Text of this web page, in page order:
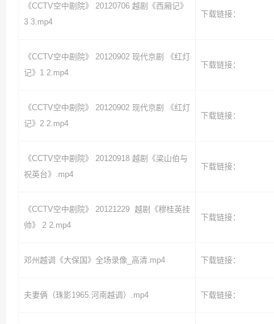
《CCTV空中剧院》 20120706 越剧《西厢记》
3 3.mp4
下载链接：
《CCTV空中剧院》 20120902 现代京剧 《红灯
记》1 2.mp4
下载链接：
《CCTV空中剧院》 20120902 现代京剧 《红灯
记》2 2.mp4
下载链接：
《CCTV空中剧院》 20120918 越剧《梁山伯与
祝英台》.mp4
下载链接：
《CCTV空中剧院》 20121229 越剧《穆桂英挂
帅》 2 2.mp4
下载链接：
邓州越调《大保国》全场录像_高清.mp4 下载链接：
夫妻俩（珠影1965.河南越调）.mp4 下载链接：